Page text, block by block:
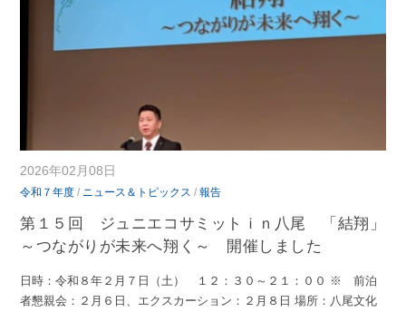
2026年02月08日
令和７年度 / ニュース＆トピックス /報告
第１５回 ジュニエコサミットｉｎ八尾 「結翔」
～つながりが未来へ翔く～ 開催しました
日時：令和８年２月７日（土） １２：３０～２１：００ ※ 前泊
者懇親会：２月６日、エクスカーション：２月８日 場所：八尾文化